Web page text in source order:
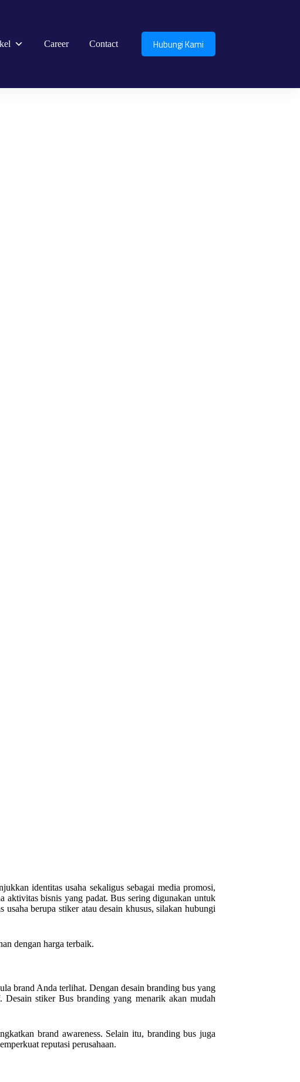
Career Contact Hubungi Kami
identitas usaha sekaligus sebagai media promosi,
aktivitas bisnis yang padat. Bus sering digunakan untuk
berupa stiker atau desain khusus, silakan hubungi
dengan harga terbaik.
brand Anda terlihat. Dengan desain branding bus yang
Desain stiker Bus branding yang menarik akan mudah
brand awareness. Selain itu, branding bus juga
reputasi perusahaan.